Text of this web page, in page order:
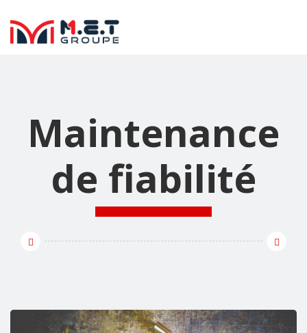
Maintenance
de fiabilité